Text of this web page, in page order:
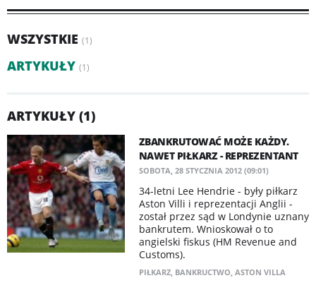
WSZYSTKIE (1)
ARTYKUŁY (1)
ARTYKUŁY (1)
ZBANKRUTOWAĆ MOŻE KAŻDY.
NAWET PIŁKARZ - REPREZENTANT
SOBOTA, 28 STYCZNIA 2012 (09:01)
34-letni Lee Hendrie - były piłkarz
Aston Villi i reprezentacji Anglii -
został przez sąd w Londynie uznany
bankrutem. Wnioskował o to
angielski fiskus (HM Revenue and
Customs).
PIŁKARZ, BANKRUCTWO, ASTON VILLA